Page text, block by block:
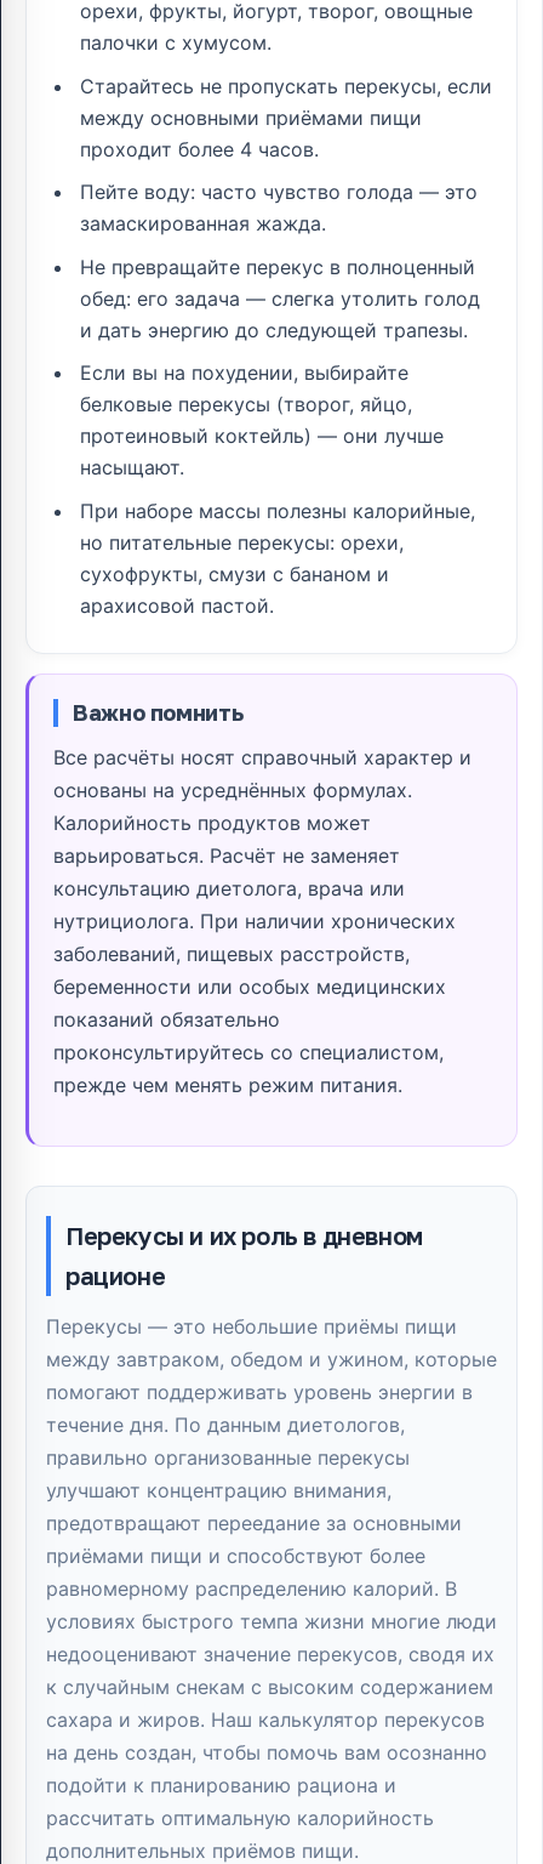
орехи, фрукты, йогурт, творог, овощные
палочки с хумусом.
Старайтесь не пропускать перекусы, если
между основными приёмами пищи
проходит более 4 часов.
Пейте воду: часто чувство голода — это
замаскированная жажда.
Не превращайте перекус в полноценный
обед: его задача — слегка утолить голод
и дать энергию до следующей трапезы.
Если вы на похудении, выбирайте
белковые перекусы (творог, яйцо,
протеиновый коктейль) — они лучше
насыщают.
При наборе массы полезны калорийные,
но питательные перекусы: орехи,
сухофрукты, смузи с бананом и
арахисовой пастой.
Важно помнить
Все расчёты носят справочный характер и
основаны на усреднённых формулах.
Калорийность продуктов может
варьироваться. Расчёт не заменяет
консультацию диетолога, врача или
нутрициолога. При наличии хронических
заболеваний, пищевых расстройств,
беременности или особых медицинских
показаний обязательно
проконсультируйтесь со специалистом,
прежде чем менять режим питания.
Перекусы и их роль в дневном
рационе
Перекусы — это небольшие приёмы пищи
между завтраком, обедом и ужином, которые
помогают поддерживать уровень энергии в
течение дня. По данным диетологов,
правильно организованные перекусы
улучшают концентрацию внимания,
предотвращают переедание за основными
приёмами пищи и способствуют более
равномерному распределению калорий. В
условиях быстрого темпа жизни многие люди
недооценивают значение перекусов, сводя их
к случайным снекам с высоким содержанием
сахара и жиров. Наш калькулятор перекусов
на день создан, чтобы помочь вам осознанно
подойти к планированию рациона и
рассчитать оптимальную калорийность
дополнительных приёмов пищи.